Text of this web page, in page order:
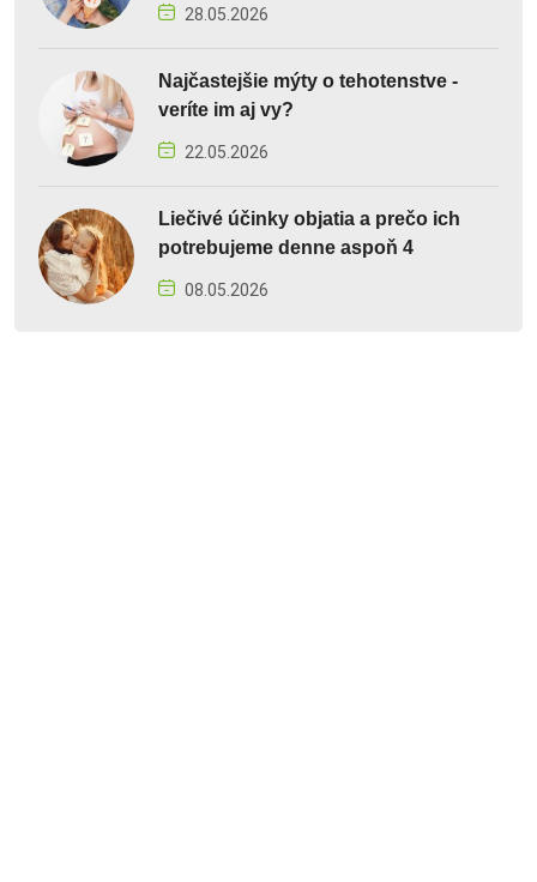
28.05.2026
Najčastejšie mýty o tehotenstve -
veríte im aj vy?
22.05.2026
Liečivé účinky objatia a prečo ich
potrebujeme denne aspoň 4
08.05.2026